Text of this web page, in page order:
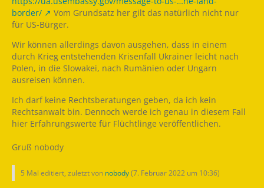
border/
Vom Grundsatz her gilt das natürlich nicht nur
für US-Bürger.
Wir können allerdings davon ausgehen, dass in einem
durch Krieg entstehenden Krisenfall Ukrainer leicht nach
Polen, in die Slowakei, nach Rumänien oder Ungarn
ausreisen können.
Ich darf keine Rechtsberatungen geben, da ich kein
Rechtsanwalt bin. Dennoch werde ich genau in diesem Fall
hier Erfahrungswerte für Flüchtlinge veröffentlichen.
Gruß nobody
5 Mal editiert, zuletzt von nobody(7. Februar 2022 um 10:36)